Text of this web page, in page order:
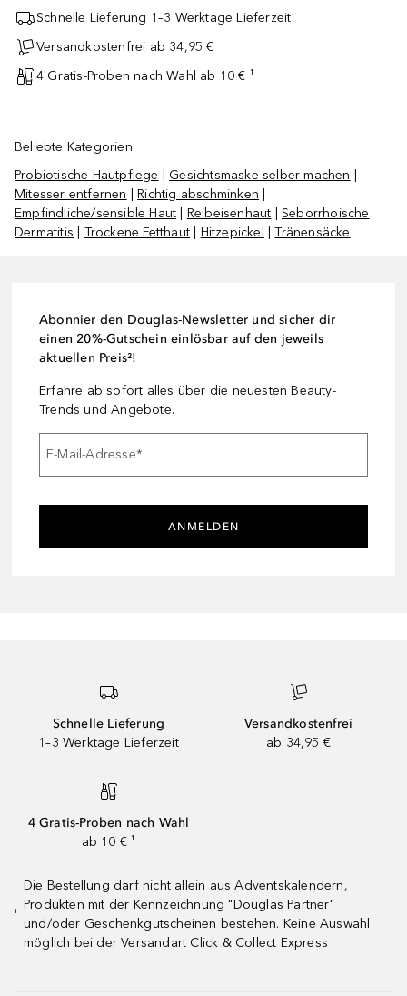
Schnelle Lieferung 1–3 Werktage Lieferzeit
Versandkostenfrei ab 34,95 €
4 Gratis-Proben nach Wahl ab 10 € ¹
Beliebte Kategorien
Probiotische Hautpflege
Gesichtsmaske selber machen
Mitesser entfernen |Richtig abschminken
Empfindliche/sensible Haut
Reibeisenhaut |Seborrhoische
Dermatitis
Trockene Fetthaut Hitzepickel |Tränensäcke
Abonnier den Douglas-Newsletter und sicher dir
einen 20%-Gutschein einlösbar auf den jeweils
aktuellen Preis²!
Erfahre ab sofort alles über die neuesten Beauty-
Trends und Angebote.
E-Mail-Adresse*
ANMELDEN
Schnelle Lieferung
1–3 Werktage Lieferzeit
Versandkostenfrei
ab 34,95 €
4 Gratis-Proben nach Wahl
ab 10 € ¹
¹
Die Bestellung darf nicht allein aus Adventskalendern,
Produkten mit der Kennzeichnung "Douglas Partner"
und/oder Geschenkgutscheinen bestehen. Keine Auswahl
möglich bei der Versandart Click & Collect Express